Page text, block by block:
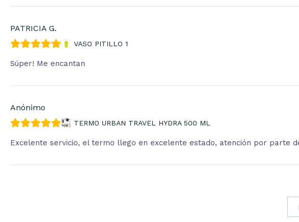
PATRICIA G.
VASO PITILLO 1
Súper! Me encantan
Anónimo
TERMO URBAN TRAVEL HYDRA 500 ML
Excelente servicio, el termo llego en excelente estado, atención por parte